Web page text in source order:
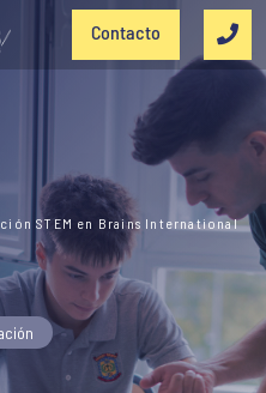
Contacto
STEM en Brains International